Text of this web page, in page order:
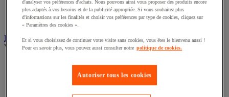
Accessoires pour couteau de sécurité et multifonction
Couteau de sécurité et multifonction
Emballage cadeau
Voir toute la catégorie
Accessoires emballage cadeau
Calage et protection cadeau
Pochette et sac cadeau
d'analyser vos préférences d'achats. Nous pouvons ainsi vous proposer des produits encore
plus adaptés à vos besoins et de la publicité appropriée. Si vous souhaitez plus
d'informations sur les finalités et choisir vos préférences par type de cookies, cliquez sur
« Paramètres des cookies ».
Et si vous choisissez de continuer votre visite sans cookies, vous êtes le bienvenu aussi !
Pour en savoir plus, vous pouvez aussi consulter notre politique de cookies.
Autoriser tous les cookies